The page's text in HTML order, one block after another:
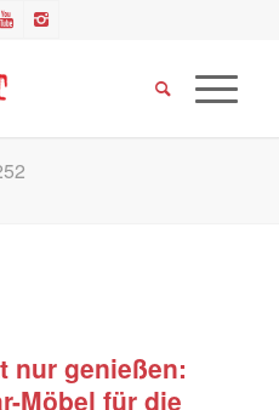
nur genießen:
Möbel für die